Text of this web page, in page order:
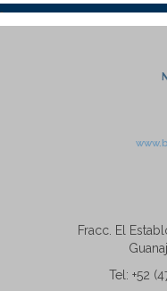
Fracc. El
Tel: +52